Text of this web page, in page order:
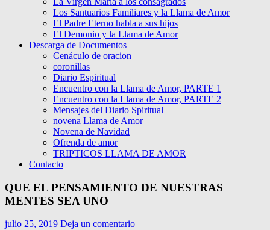
Los Santuarios Familiares y la Llama de Amor
El Padre Eterno habla a sus hijos
El Demonio y la Llama de Amor
Descarga de Documentos
Cenáculo de oracion
coronillas
Diario Espiritual
Encuentro con la Llama de Amor, PARTE 1
Encuentro con la Llama de Amor, PARTE 2
Mensajes del Diario Spiritual
novena Llama de Amor
Novena de Navidad
Ofrenda de amor
TRIPTICOS LLAMA DE AMOR
Contacto
QUE EL PENSAMIENTO DE NUESTRAS
MENTES SEA UNO
julio 25, 2019 Deja un comentario